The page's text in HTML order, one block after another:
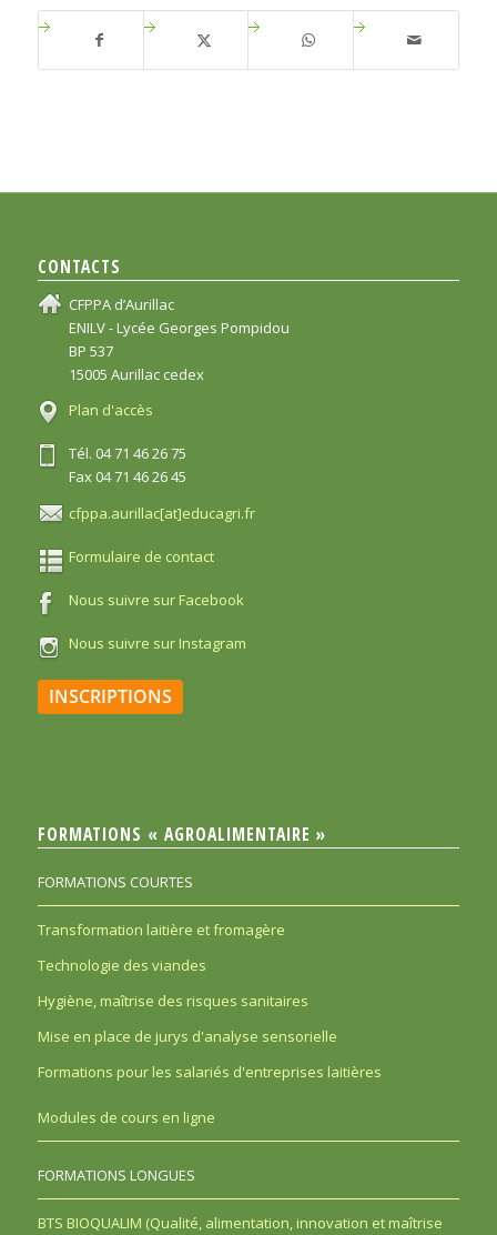
CONTACTS
CFPPA d’Aurillac
ENILV - Lycée Georges Pompidou
BP 537
15005 Aurillac cedex
Plan d'accès
Tél. 04 71 46 26 75
Fax 04 71 46 26 45
cfppa.aurillac[at]educagri.fr
Formulaire de contact
Nous suivre sur Facebook
Nous suivre sur Instagram
INSCRIPTIONS
FORMATIONS « AGROALIMENTAIRE »
FORMATIONS COURTES
Transformation laitière et fromagère
Technologie des viandes
Hygiène, maîtrise des risques sanitaires
Mise en place de jurys d'analyse sensorielle
Formations pour les salariés d'entreprises laitières
Modules de cours en ligne
FORMATIONS LONGUES
BTS BIOQUALIM (Qualité, alimentation, innovation et maîtrise